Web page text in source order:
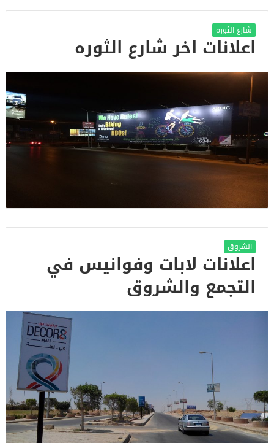
شارع الثورة
اعلانات اخر شارع الثوره
الشروق
اعلانات لابات وفوانيس في
التجمع والشروق